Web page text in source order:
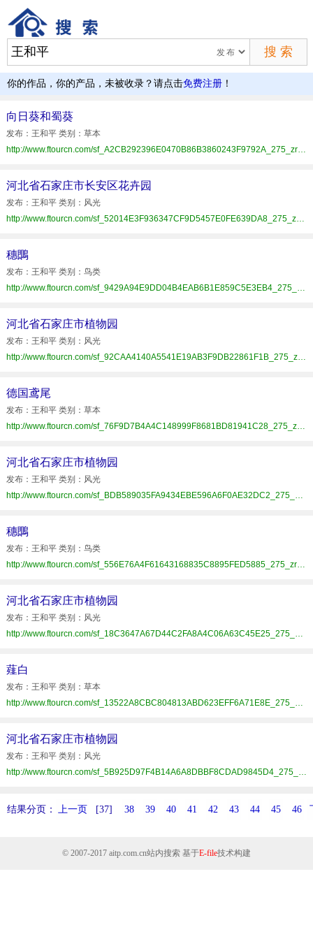
你的作品，你的产品，未被收录？请点击免费注册 ！
向日葵和蜀葵
发布：王和平 类别：草本
http://www.ftourcn.com/sf_A2CB292396E0470B86B3860243F9792A_275_zrzz.html
河北省石家庄市长安区花卉园
发布：王和平 类别：风光
http://www.ftourcn.com/sf_52014E3F936347CF9D5457E0FE639DA8_275_zrzz.html
穗䳭
发布：王和平 类别：鸟类
http://www.ftourcn.com/sf_9429A94E9DD04B4EAB6B1E859C5E3EB4_275_zrzz.html
河北省石家庄市植物园
发布：王和平 类别：风光
http://www.ftourcn.com/sf_92CAA4140A5541E19AB3F9DB22861F1B_275_zrzz.html
德国鸢尾
发布：王和平 类别：草本
http://www.ftourcn.com/sf_76F9D7B4A4C148999F8681BD81941C28_275_zrzz.html
河北省石家庄市植物园
发布：王和平 类别：风光
http://www.ftourcn.com/sf_BDB589035FA9434EBE596A6F0AE32DC2_275_zrzz.html
穗䳭
发布：王和平 类别：鸟类
http://www.ftourcn.com/sf_556E76A4F61643168835C8895FED5885_275_zrzz.html
河北省石家庄市植物园
发布：王和平 类别：风光
http://www.ftourcn.com/sf_18C3647A67D44C2FA8A4C06A63C45E25_275_zrzz.html
薤白
发布：王和平 类别：草本
http://www.ftourcn.com/sf_13522A8CBC804813ABD623EFF6A71E8E_275_zrzz.html
河北省石家庄市植物园
发布：王和平 类别：风光
http://www.ftourcn.com/sf_5B925D97F4B14A6A8DBBF8CDAD9845D4_275_zrzz.html
结果分页： 上一页 [37] 38 39 40 41 42 43 44 45 46
© 2007-2017 aitp.com.cn站内搜索 基于E-file技术构建